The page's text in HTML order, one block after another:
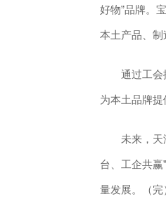
好物”品牌。
本土产品、制
通过工会搭
为本土品牌提
未来，天津
台、工企共
量发展。（完